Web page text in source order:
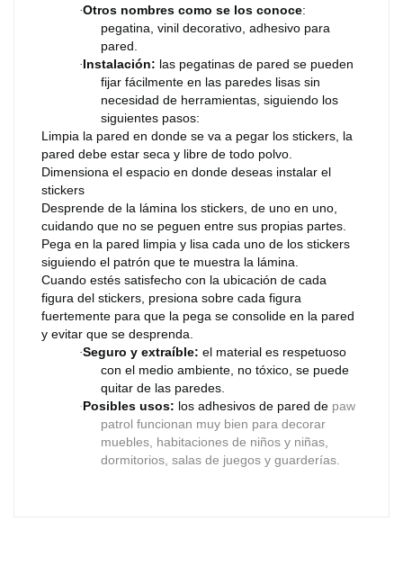
·Otros nombres como se los conoce:
pegatina, vinil decorativo, adhesivo para
pared.
·Instalación: las pegatinas de pared se pueden
fijar fácilmente en las paredes lisas sin
necesidad de herramientas, siguiendo los
siguientes pasos:
Limpia la pared en donde se va a pegar los stickers, la
pared debe estar seca y libre de todo polvo.
Dimensiona el espacio en donde deseas instalar el
stickers
Desprende de la lámina los stickers, de uno en uno,
cuidando que no se peguen entre sus propias partes.
Pega en la pared limpia y lisa cada uno de los stickers
siguiendo el patrón que te muestra la lámina.
Cuando estés satisfecho con la ubicación de cada
figura del stickers, presiona sobre cada figura
fuertemente para que la pega se consolide en la pared
y evitar que se desprenda.
·Seguro y extraíble: el material es respetuoso
con el medio ambiente, no tóxico, se puede
quitar de las paredes.
·Posibles usos: los adhesivos de pared de paw
patrol funcionan muy bien para decorar
muebles, habitaciones de niños y niñas,
dormitorios, salas de juegos y guarderías.